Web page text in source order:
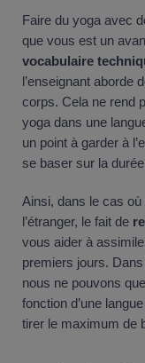
Faire du yoga avec
que vous est un
vocabulaire
l’enseignant aborde
corps. Cela ne rend
yoga dans une
un point à garder à
se baser sur la
Ainsi, dans le cas
l’étranger, le fait de
vous aider à
premiers jours.
nous ne pouvons
fonction d’une
tirer le maximum de